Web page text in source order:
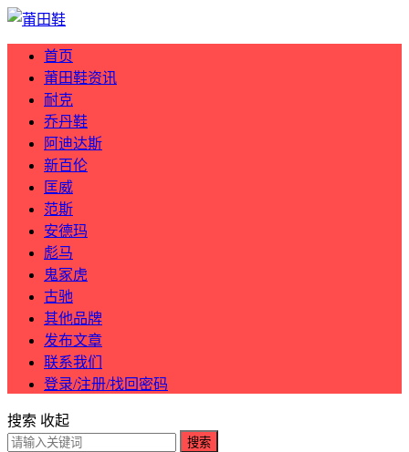
首页
莆田鞋资讯
耐克
乔丹鞋
阿迪达斯
新百伦
匡威
范斯
安德玛
彪马
鬼冢虎
古驰
其他品牌
发布文章
联系我们
登录/注册/找回密码
搜索 收起
搜索